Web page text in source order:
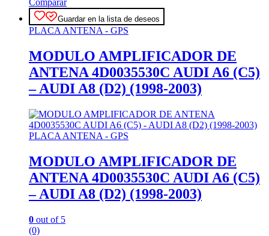
Comparar
Guardar en la lista de deseos
PLACA ANTENA - GPS
MODULO AMPLIFICADOR DE
ANTENA 4D0035530C AUDI A6 (C5)
– AUDI A8 (D2) (1998-2003)
PLACA ANTENA - GPS
MODULO AMPLIFICADOR DE
ANTENA 4D0035530C AUDI A6 (C5)
– AUDI A8 (D2) (1998-2003)
0 out of 5
(0)